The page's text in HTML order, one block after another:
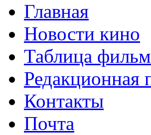
Главная
Новости кино
Таблица
Редакционная
Контакты
Почта